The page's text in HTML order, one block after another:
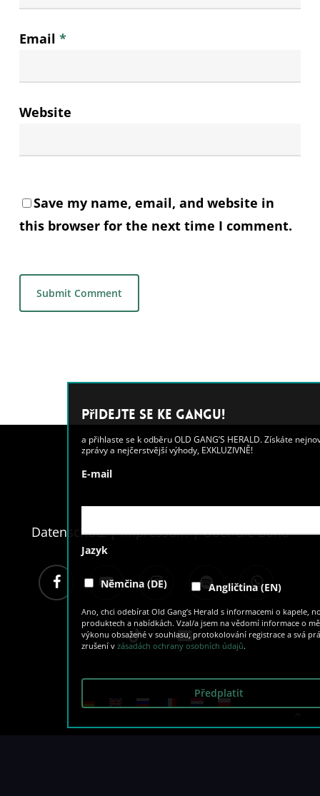
Email *
Website
Save my name, email, and website in
this browser for the next time I comment.
Datenschutz|Impressum|Über die Band
facebook
tiktok email
Přidejte se ke GANGU!
a přihlaste se k odběru OLD GANG’S HERALD. Získáte nejnovější
zprávy a nejčerstvější výhody, EXKLUZIVNĚ!
Němčina (DE) Angličtina (EN)
Ano, chci odebírat Old Gang’s Herald s informacemi o kapele, nových
produktech a nabídkách. Vzal/a jsem na vědomí informace o měření
výkonu obsažené v souhlasu, protokolování registrace a svá práva na
zásadách ochrany osobních údajů .